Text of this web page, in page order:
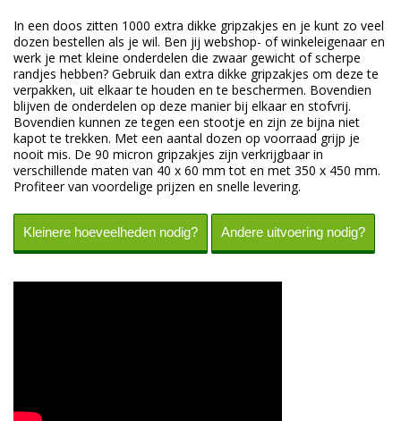
In een doos zitten 1000 extra dikke gripzakjes en je kunt zo veel
dozen bestellen als je wil. Ben jij webshop- of winkeleigenaar en
werk je met kleine onderdelen die zwaar gewicht of scherpe
randjes hebben? Gebruik dan extra dikke gripzakjes om deze te
verpakken, uit elkaar te houden en te beschermen. Bovendien
blijven de onderdelen op deze manier bij elkaar en stofvrij.
Bovendien kunnen ze tegen een stootje en zijn ze bijna niet
kapot te trekken. Met een aantal dozen op voorraad grijp je
nooit mis. De 90 micron gripzakjes zijn verkrijgbaar in
verschillende maten van 40 x 60 mm tot en met 350 x 450 mm.
Profiteer van voordelige prijzen en snelle levering.
Kleinere hoeveelheden nodig? Andere uitvoering nodig?